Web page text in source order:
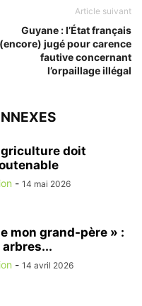
Article suivant
Guyane : l’État français
(encore) jugé pour carence
fautive concernant
l’orpaillage illégal
doit
- 14 mai 2026
mon grand-père » :
arbres...
- 14 avril 2026